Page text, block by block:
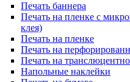
Печать баннера
Печать на пленке с
клея)
Печать на пленке
Печать на
Печать на
Напольные наклейки